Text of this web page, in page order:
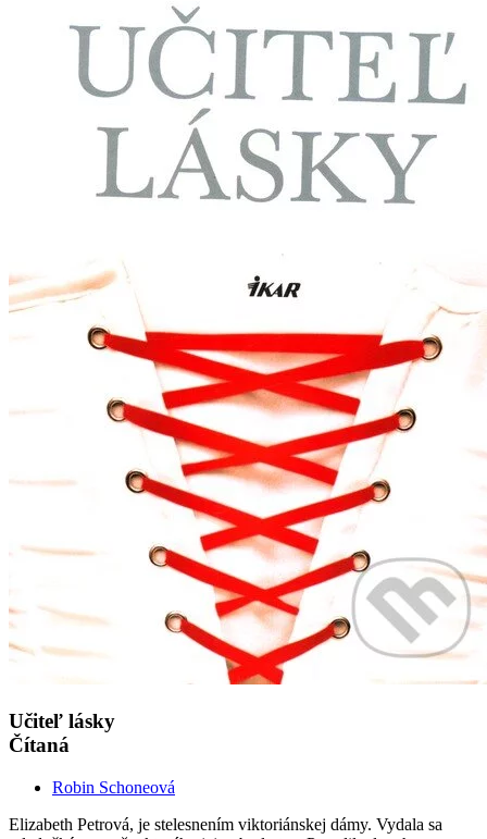
Učiteľ lásky
Čítaná
Robin Schoneová
Elizabeth Petrová, je stelesnením viktoriánskej dámy. Vydala sa